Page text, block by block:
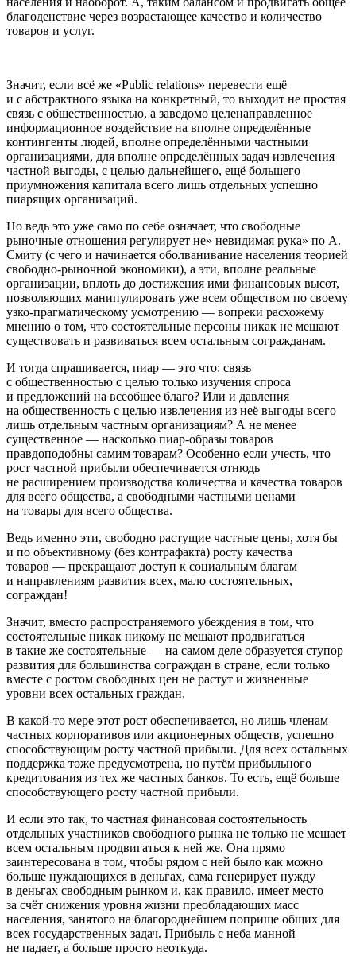
благоденствие через возрастающее качество и количество
товаров и услуг.
Значит, если всё же «Рublic relations» перевести ещё
и с абстрактного языка на конкретный, то выходит не простая
связь с общественностью, а заведомо целенаправленное
информационное воздействие на вполне определённые
контингенты людей, вполне определёнными частными
организациями, для вполне определённых задач извлечения
частной выгоды, с целью дальнейшего, ещё большего
приумножения капитала всего лишь отдельных успешно
пиарящих организаций.
Но ведь это уже само по себе означает, что свободные
рыночные отношения регулирует не» невидимая рука» по А.
Смиту (с чего и начинается оболванивание населения теорией
свободно-рыночной экономики), а эти, вполне реальные
организации, вплоть до достижения ими финансовых высот,
позволяющих манипулировать уже всем обществом по своему
узко-прагматическому усмотрению — вопреки расхожему
мнению о том, что состоятельные персоны никак не мешают
существовать и развиваться всем остальным согражданам.
И тогда спрашивается, пиар — это что: связь
с общественностью с целью только изучения спроса
и предложений на всеобщее благо? Или и давления
на общественность с целью извлечения из неё выгоды всего
лишь отдельным частным организациям? А не менее
существенное — насколько пиар-образы товаров
правдоподобны самим товарам? Особенно если учесть, что
рост частной прибыли обеспечивается отнюдь
не расширением производства количества и качества товаров
для всего общества, а свободными частными ценами
на товары для всего общества.
Ведь именно эти, свободно растущие частные цены, хотя бы
и по объективному (без контрафакта) росту качества
товаров — прекращают доступ к социальным благам
и направлениям развития всех, мало состоятельных,
сограждан!
Значит, вместо распространяемого убеждения в том, что
состоятельные никак никому не мешают продвигаться
в такие же состоятельные — на самом деле образуется ступор
развития для большинства сограждан в стране, если только
вместе с ростом свободных цен не растут и жизненные
уровни всех остальных граждан.
В какой-то мере этот рост обеспечивается, но лишь членам
частных корпоративов или акционерных обществ, успешно
способствующим росту частной прибыли. Для всех остальных
поддержка тоже предусмотрена, но путём прибыльного
кредитования из тех же частных банков. То есть, ещё больше
способствующего росту частной прибыли.
И если это так, то частная финансовая состоятельность
отдельных участников свободного рынка не только не мешает
всем остальным продвигаться к ней же. Она прямо
заинтересована в том, чтобы рядом с ней было как можно
больше нуждающихся в деньгах, сама генерирует нужду
в деньгах свободным рынком и, как правило, имеет место
за счёт снижения уровня жизни преобладающих масс
населения, занятого на благороднейшем поприще общих для
всех государственных задач. Прибыль с неба манной
не падает, а больше просто неоткуда.